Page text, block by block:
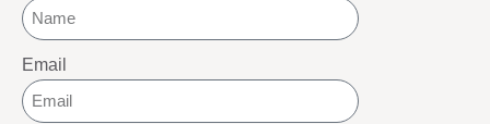
Email